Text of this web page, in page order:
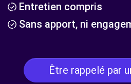
Entretien compris
Sans apport, ni
Être rappelé par